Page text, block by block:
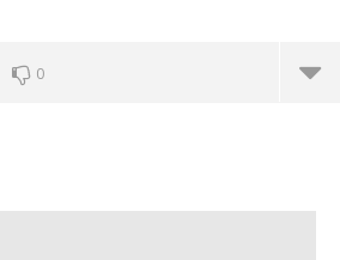
0